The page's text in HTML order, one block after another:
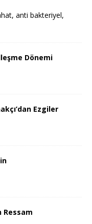
anti bakteriyel,
Dönemi
Ezgiler
Ressam